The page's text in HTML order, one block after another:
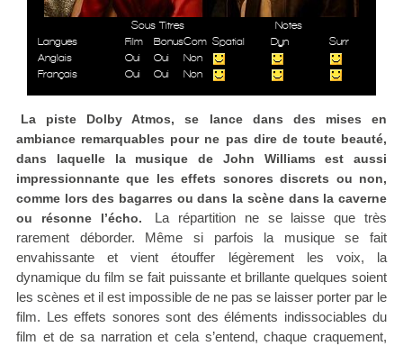
Sous Titres
Notes
Langues
Film BonusCom Spatial Dyn
Surr
Anglais
Oui Oui
Non
Français
Oui Oui Non
La piste Dolby Atmos, se lance dans des mises en
ambiance remarquables pour ne pas dire de toute beauté,
dans laquelle la musique de John Williams est aussi
impressionnante que les effets sonores discrets ou non,
comme lors des bagarres ou dans la scène dans la caverne
ou résonne l’écho.
La répartition ne se laisse que très
rarement déborder. Même si parfois la musique se fait
envahissante et vient étouffer légèrement les voix, la
dynamique du film se fait puissante et brillante quelques soient
les scènes et il est impossible de ne pas se laisser porter par le
film. Les effets sonores sont des éléments indissociables du
film et de sa narration et cela s’entend, chaque craquement,